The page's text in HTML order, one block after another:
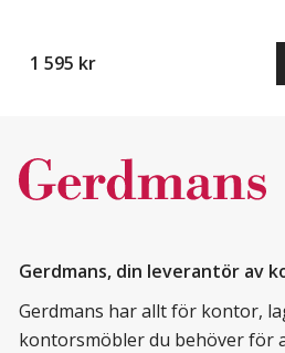
1 595 kr
Gerdmans, din leverantör av
Gerdmans har allt för kontor,
kontorsmöbler du behöver för